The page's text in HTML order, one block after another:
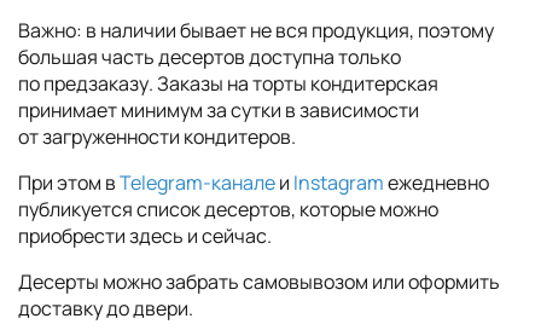
Важно: в наличии бывает не вся продукция, поэтому
большая часть десертов доступна только
по предзаказу. Заказы на торты кондитерская
принимает минимум за сутки в зависимости
от загруженности кондитеров.
При этом вTelegram-каналеи Instagramежедневно
публикуется список десертов, которые можно
приобрести здесь и сейчас.
Десерты можно забрать самовывозом или оформить
доставку до двери.